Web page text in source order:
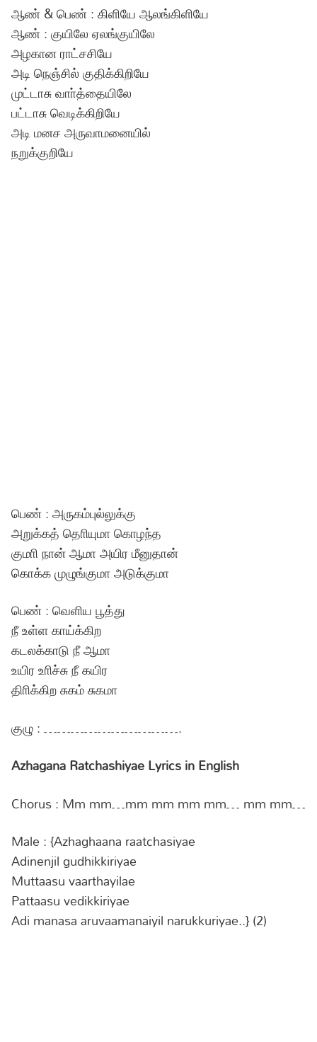
ஆண் & பெண் : கிளியே ஆலங்கிளியே
ஆண் : குயிலே ஏலங்குயிலே
அழகான ராட்சசியே
அடி நெஞ்சில் குதிக்கிறியே
முட்டாசு வாா்த்தையிலே
பட்டாசு வெடிக்கிறியே
அடி மனச அருவாமனையில்
நறுக்குறியே
பெண் : அருகம்புல்லுக்கு
அறுக்கத் தொியுமா கொழந்த
குமாி நான் ஆமா அயிர மீனுதான்
கொக்க முழுங்குமா அடுக்குமா
பெண் : வெளிய பூத்து
நீ உள்ள காய்க்கிற
கடலக்காடு நீ ஆமா
உயிர உாிச்சு நீ கயிர
திாிக்கிற சுகம் சுகமா
குழு : ………………………….
Azhagana Ratchashiyae Lyrics in English
Chorus : Mm mm…mm mm mm mm… mm mm…
Male : {Azhaghaana raatchasiyae
Adinenjil gudhikkiriyae
Muttaasu vaarthayilae
Pattaasu vedikkiriyae
Adi manasa aruvaamanaiyil narukkuriyae..} (2)